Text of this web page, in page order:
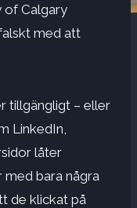
of Calgary
med att
tillgängligt – eller
LinkedIn
låter
med bara några
de klickat på